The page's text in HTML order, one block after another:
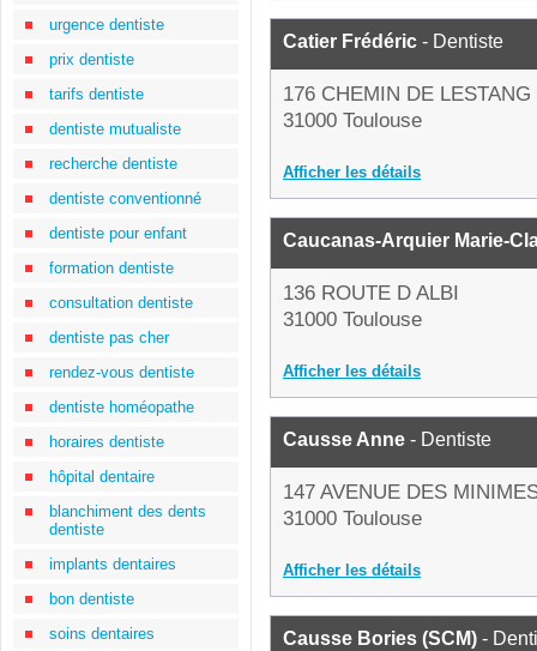
urgence dentiste
prix dentiste
tarifs dentiste
dentiste mutualiste
recherche dentiste
dentiste conventionné
dentiste pour enfant
formation dentiste
consultation dentiste
dentiste pas cher
rendez-vous dentiste
dentiste homéopathe
horaires dentiste
hôpital dentaire
blanchiment des dents
dentiste
implants dentaires
bon dentiste
soins dentaires
Catier Frédéric - Dentiste
176 CHEMIN DE LESTANG
31000 Toulouse
Afficher les détails
Caucanas-Arquier Marie-
136 ROUTE D ALBI
31000 Toulouse
Afficher les détails
Causse Anne - Dentiste
147 AVENUE DES
31000 Toulouse
Afficher les détails
Causse Bories (SCM) -